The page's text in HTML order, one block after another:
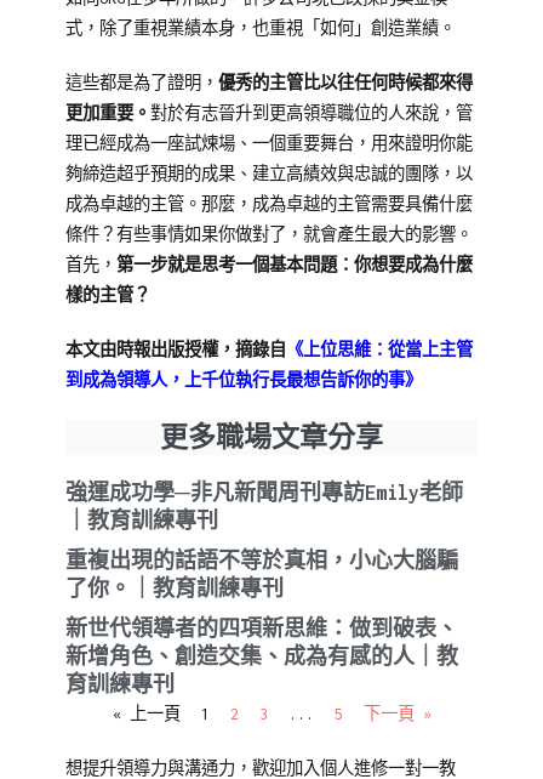
式，除了重視業績本身，也重視「如何」創造業績。
這些都是為了證明， 優秀的主管比以往任何時候都來得
更加重要。 對於有志晉升到更高領導職位的人來說，管
理已經成為一座試煉場、一個重要舞台，用來證明你能
夠締造超乎預期的成果、建立高績效與忠誠的團隊，以
成為卓越的主管。那麼，成為卓越的主管需要具備什麼
條件？有些事情如果你做對了，就會產生最大的影響。
首先， 第一步就是思考一個基本問題：你想要成為什麼
樣的主管？
本文由時報出版授權，摘錄自 《上位思維：從當上主管
到成為領導人，上千位執行長最想告訴你的事》
更多職場文章分享
強運成功學─非凡新聞周刊專訪Emily老師
｜教育訓練專刊
重複出現的話語不等於真相，小心大腦騙
了你。｜教育訓練專刊
新世代領導者的四項新思維：做到破表、
新增角色、創造交集、成為有感的人｜教
育訓練專刊
« 上一頁 1 2 3 ... 5 下一頁 »
想提升領導力與溝通力，歡迎加入個人進修一對一教